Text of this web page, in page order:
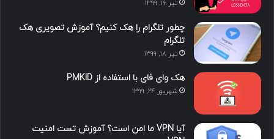
ن
ا
تیر ۱۶, ۱۳۹۹
چطور تلگرام را هک کنیم؟ آموزش تصویری هک
تلگرام
تیر ۱۸, ۱۳۹۹
هک وای فای با استفاده از PMKID
شهریور ۲۴, ۱۳۹۹
آیا VPN ما امن است؟ آموزش تست امنیت